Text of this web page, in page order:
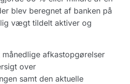
blev beregnet af banken på
vægt tildelt aktiver og
afkastopgørelser
over
samt den aktuelle